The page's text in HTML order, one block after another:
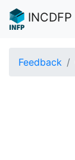
INCDFP
Feedback